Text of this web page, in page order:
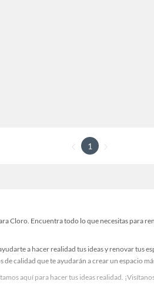
1
Cloro. Encuentra todo lo que necesitas para
a hacer realidad tus ideas y renovar tus
calidad que te ayudarán a crear un espacio
aquí para hacer tus ideas realidad.